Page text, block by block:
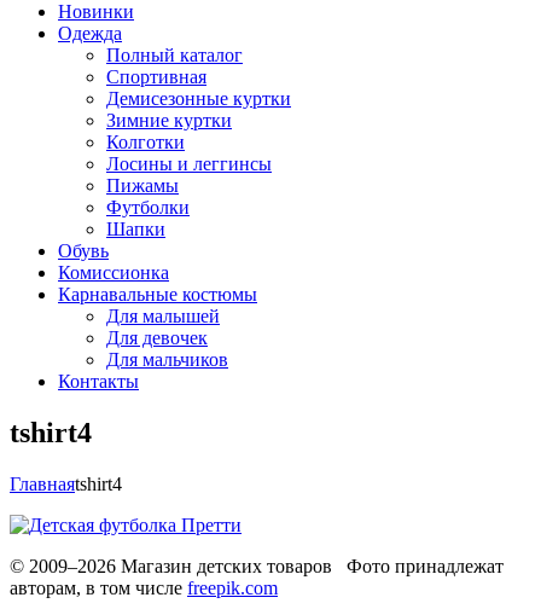
Новинки
Одежда
Полный каталог
Спортивная
Демисезонные куртки
Зимние куртки
Колготки
Лосины и леггинсы
Пижамы
Футболки
Шапки
Обувь
Комиссионка
Карнавальные костюмы
Для малышей
Для девочек
Для мальчиков
Контакты
tshirt4
Главнаяtshirt4
© 2009–2026 Магазин детских товаров Фото принадлежат
авторам, в том числе freepik.com